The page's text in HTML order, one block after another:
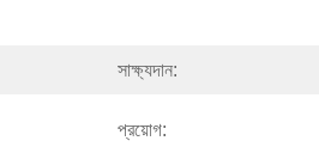
সাক্ষ্যদান:
প্রয়োগ: